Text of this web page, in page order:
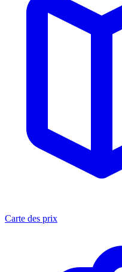
Carte des prix